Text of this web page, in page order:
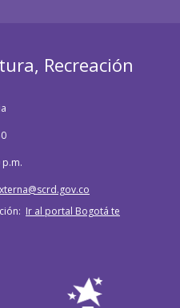
Recreación
p.m.
Ir al portal Bogotá te